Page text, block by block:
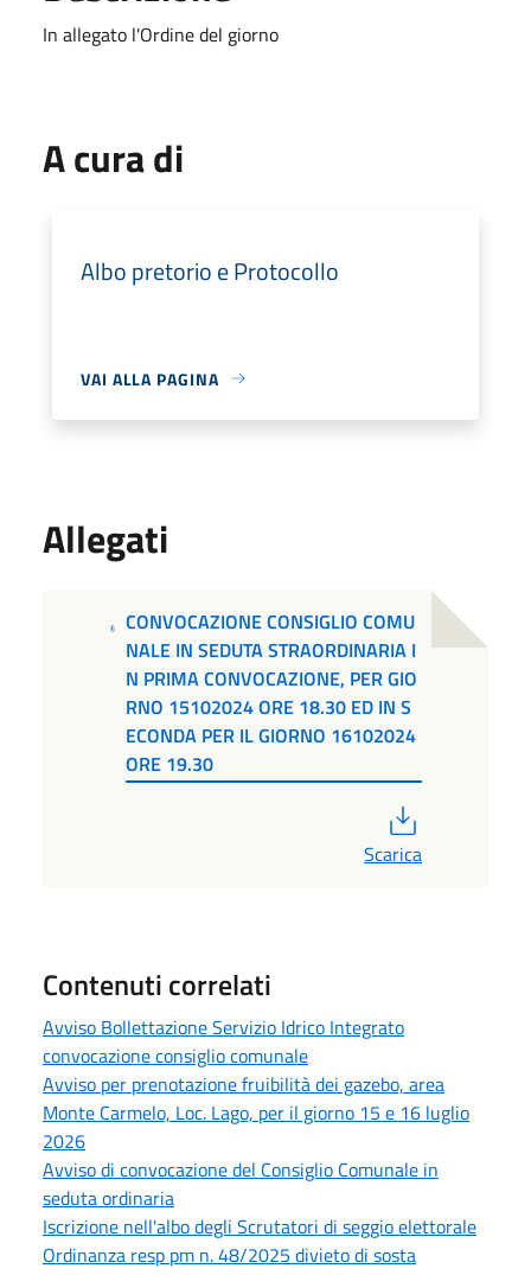
In allegato l'Ordine del giorno
A cura di
Albo pretorio e Protocollo
VAI ALLA PAGINA
Allegati
CONVOCAZIONE CONSIGLIO COMU
NALE IN SEDUTA STRAORDINARIA I
N PRIMA CONVOCAZIONE, PER GIO
RNO 15102024 ORE 18.30 ED IN S
ECONDA PER IL GIORNO 16102024
ORE 19.30
Scarica
Contenuti correlati
Avviso Bollettazione Servizio Idrico Integrato
convocazione consiglio comunale
Avviso per prenotazione fruibilità dei gazebo, area
Monte Carmelo, Loc. Lago, per il giorno 15 e 16 luglio
2026
Avviso di convocazione del Consiglio Comunale in
seduta ordinaria
Iscrizione nell'albo degli Scrutatori di seggio elettorale
Ordinanza resp pm n. 48/2025 divieto di sosta